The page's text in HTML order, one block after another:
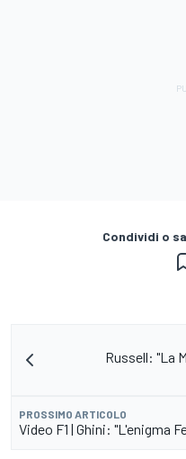
Condividi o
Russell: "La
PROSSIMO ARTICOLO
Video F1 | Ghini: "L'enigma